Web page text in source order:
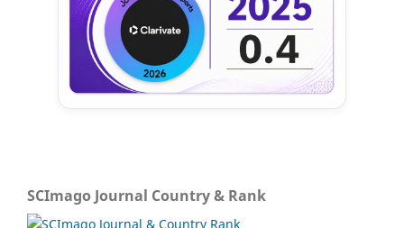
SCImago Journal Country & Rank